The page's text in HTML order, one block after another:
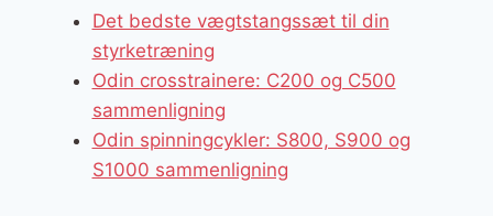
Det bedste vægtstangssæt til din
styrketræning
Odin crosstrainere: C200 og C500
sammenligning
Odin spinningcykler: S800, S900 og
S1000 sammenligning